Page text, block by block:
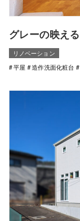
グレーの映え
リノベーション
平屋
造作洗面化粧台